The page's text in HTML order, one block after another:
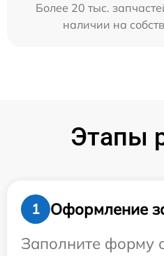
Более 20 тыс.
наличии на
Этапы
1
Оформление
Заполните форму